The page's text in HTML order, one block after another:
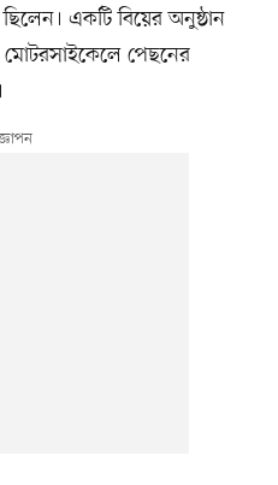
একটি বিয়ের অনুষ্ঠান
মোটরসাইকেলে পেছনের